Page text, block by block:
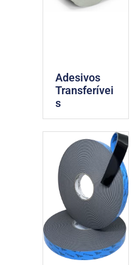
Adesivos
Transferívei
s